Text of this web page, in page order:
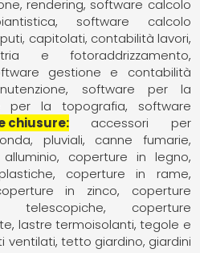
rendering software calcolo
software calcolo
capitolati, contabilità lavori
e fotoraddrizzamento
gestione e contabilità
software per la
per la topografia
software
chiusure
accessori per
pluviali
canne fumarie,
coperture in legno
coperture in rame
in zinco
coperture
telescopiche
coperture
lastre termoisolanti tegole e
ventilati tetto giardino, giardini